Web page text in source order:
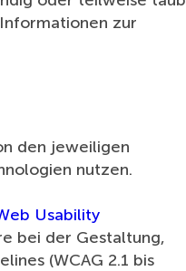
zur
den jeweiligen
nutzen.
Usability
bei der Gestaltung,
(WCAG 2.1 bis